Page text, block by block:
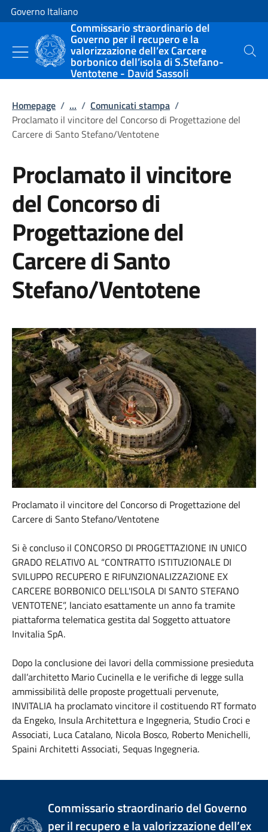
Vai al contenuto
Vai alla navigazione del sito
Governo Italiano
Commissario straordinario del
Governo per il recupero e la
valorizzazione dell’ex Carcere
borbonico dell’isola di S.Stefano-
Ventotene - David Sassoli
Cerca
Homepage / ... / Comunicati stampa /
Proclamato il vincitore del Concorso di Progettazione del
Carcere di Santo Stefano/Ventotene
Proclamato il vincitore
del Concorso di
Progettazione del
Carcere di Santo
Stefano/Ventotene
Proclamato il vincitore del Concorso di Progettazione del
Carcere di Santo Stefano/Ventotene
Si è concluso il CONCORSO DI PROGETTAZIONE IN UNICO
GRADO RELATIVO AL “CONTRATTO ISTITUZIONALE DI
SVILUPPO RECUPERO E RIFUNZIONALIZZAZIONE EX
CARCERE BORBONICO DELL'ISOLA DI SANTO STEFANO
VENTOTENE”, lanciato esattamente un anno fa tramite
piattaforma telematica gestita dal Soggetto attuatore
Invitalia SpA.
Dopo la conclusione dei lavori della commissione presieduta
dall’architetto Mario Cucinella e le verifiche di legge sulla
ammissibilità delle proposte progettuali pervenute,
INVITALIA ha proclamato vincitore il costituendo RT formato
da Engeko, Insula Architettura e Ingegneria, Studio Croci e
Associati, Luca Catalano, Nicola Bosco, Roberto Menichelli,
Spaini Architetti Associati, Sequas Ingegneria.
Commissario straordinario del Governo
per il recupero e la valorizzazione dell’ex